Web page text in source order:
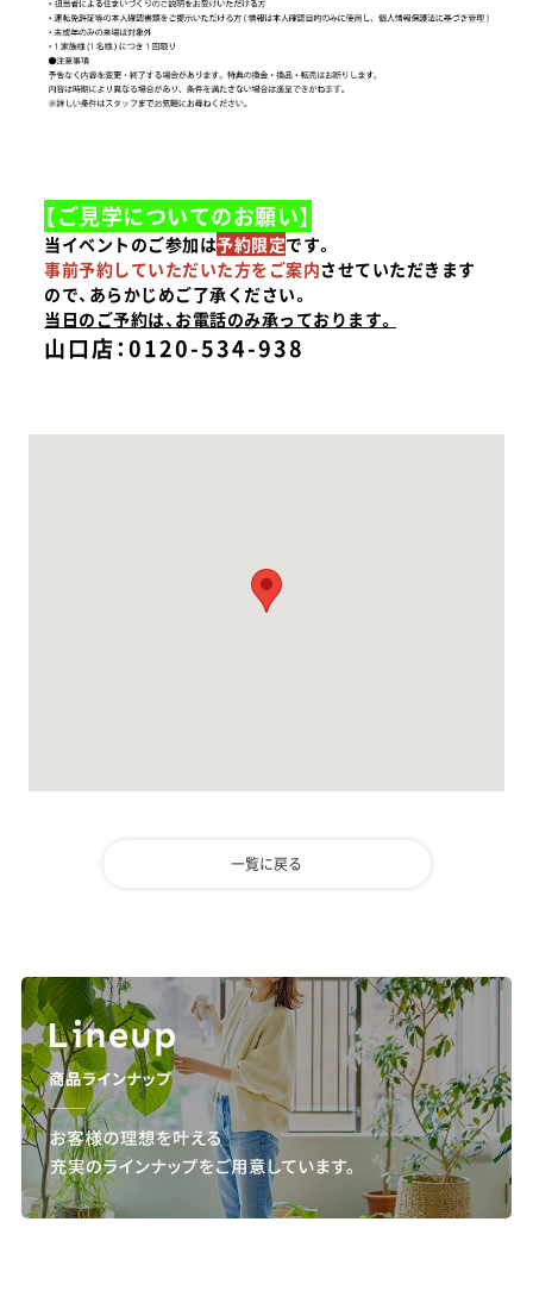
【ご見学についてのお願い】
当イベントのご参加は予約限定です。
事前予約していただいた方をご案内させていただきます
ので、あらかじめご了承ください。
当日のご予約は、お電話のみ承っております。
山口店：0120-534-938
一覧に戻る